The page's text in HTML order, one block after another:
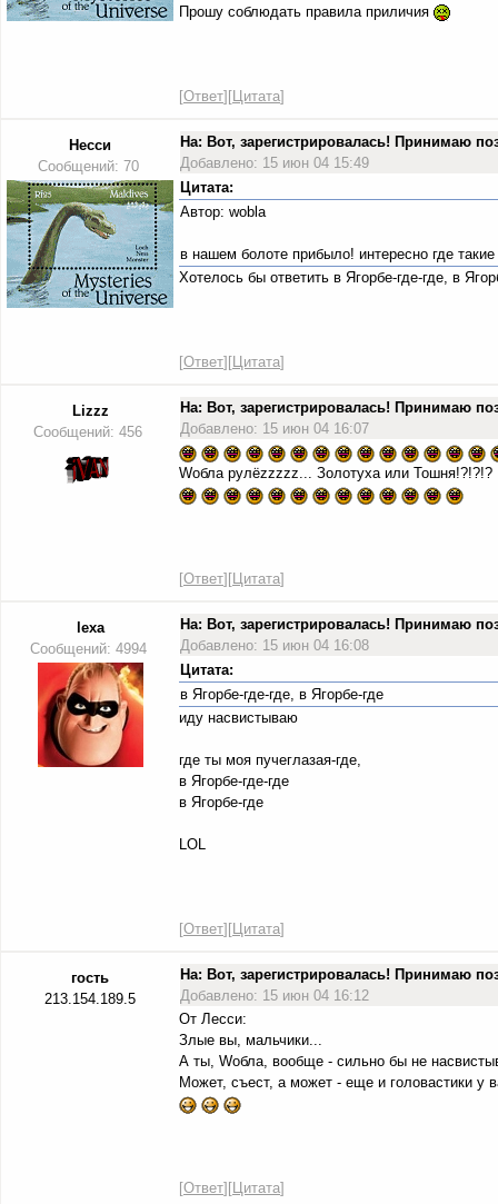
Прошу соблюдать правила приличия
[Ответ][Цитата]
Несси
Сообщений: 70
На: Вот, зарегистрировалась! Принимаю
Добавлено: 15 июн 04 15:49
Цитата:
Автор: wobla
в нашем болоте прибыло! интересно где
Хотелось бы ответить в Ягорбе-где-где, в
[Ответ][Цитата]
Lizzz
Сообщений: 456
На: Вот, зарегистрировалась! Принимаю
Добавлено: 15 июн 04 16:07
Wобла рулёzzzzz... Золотуха или Тошня!?!?!?
[Ответ][Цитата]
lexa
Сообщений: 4994
На: Вот, зарегистрировалась! Принимаю
Добавлено: 15 июн 04 16:08
Цитата:
в Ягорбе-где-где, в Ягорбе-где
иду насвистываю
где ты моя пучеглазая-где,
в Ягорбе-где-где
в Ягорбе-где
LOL
[Ответ][Цитата]
гость
213.154.189.5
На: Вот, зарегистрировалась! Принимаю
Добавлено: 15 июн 04 16:12
От Лесси:
Злые вы, мальчики...
А ты, Wобла, вообще - сильно бы не
Может, съест, а может - еще и головастики у
[Ответ][Цитата]